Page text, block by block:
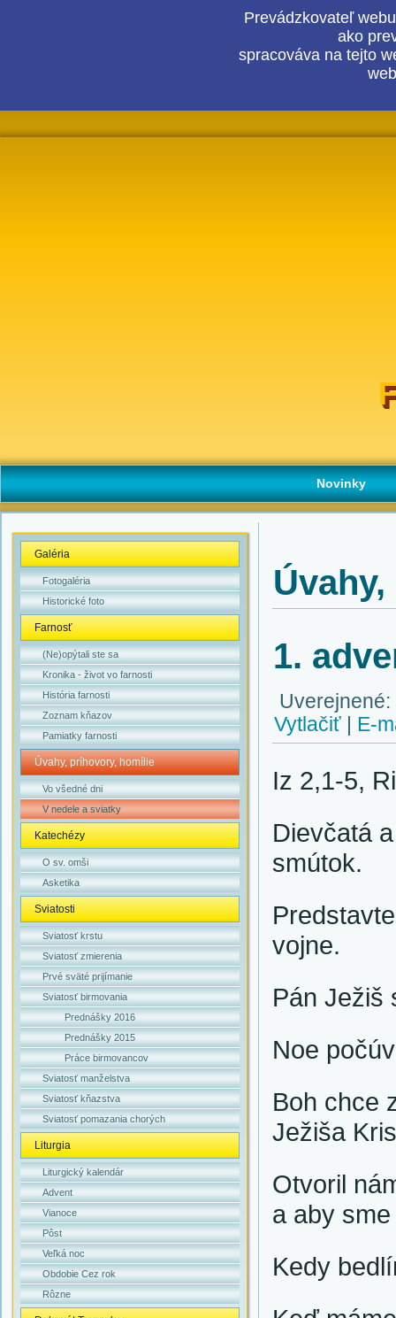
Prevádzkovateľ
ako
spracováva na tejto
Novinky
Galéria
Fotogaléria
Historické foto
Farnosť
(Ne)opýtali ste sa
Kronika - život vo farnosti
História farnosti
Zoznam kňazov
Pamiatky farnosti
Úvahy, príhovory, homílie
Vo všedné dni
V nedele a sviatky
Katechézy
O sv. omši
Asketika
Sviatosti
Sviatosť krstu
Sviatosť zmierenia
Prvé sväté prijímanie
Sviatosť birmovania
Prednášky 2016
Prednášky 2015
Práce birmovancov
Sviatosť manželstva
Sviatosť kňazstva
Sviatosť pomazania chorých
Liturgia
Liturgický kalendár
Advent
Vianoce
Pôst
Veľká noc
Obdobie Cez rok
Rôzne
1.
Vytlačiť
E-
Iz 2,1-5,
Dievčatá
smútok.
vojne.
Pán Ježiš
Noe
Boh chce
Ježiša
Otvoril
a aby
Kedy